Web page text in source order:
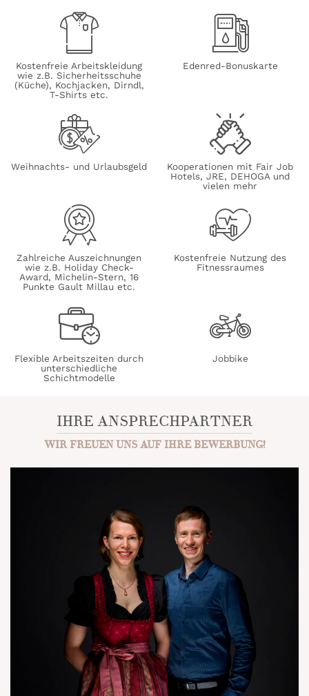
Kostenfreie Arbeitskleidung
wie z.B. Sicherheitsschuhe
(Küche), Kochjacken, Dirndl,
T-Shirts etc.
Edenred-Bonuskarte
Weihnachts- und Urlaubsgeld
Kooperationen mit Fair Job
Hotels, JRE, DEHOGA und
vielen mehr
Zahlreiche Auszeichnungen
wie z.B. Holiday Check-
Award, Michelin-Stern, 16
Punkte Gault Millau etc.
Kostenfreie Nutzung des
Fitnessraumes
Flexible Arbeitszeiten durch
unterschiedliche
Schichtmodelle
Jobbike
IHRE ANSPRECHPARTNER
WIR FREUEN UNS AUF IHRE BEWERBUNG!